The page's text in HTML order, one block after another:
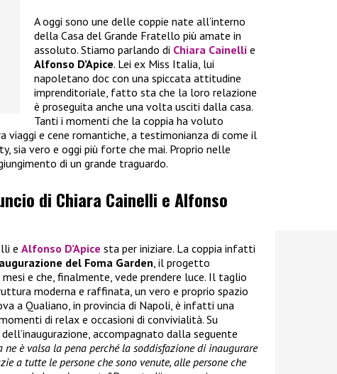
A oggi sono une delle coppie nate all’interno
della Casa del Grande Fratello più amate in
assoluto. Stiamo parlando di Chiara Cainelli e
Alfonso D’Apice. Lei ex Miss Italia, lui
napoletano doc con una spiccata attitudine
imprenditoriale, fatto sta che la loro relazione
è proseguita anche una volta usciti dalla casa.
Tanti i momenti che la coppia ha voluto
viaggi e cene romantiche, a testimonianza di come il
sia vero e oggi più forte che mai. Proprio nelle
di un grande traguardo.
di Chiara Cainelli e Alfonso
e Alfonso D’Apice sta per iniziare. La coppia infatti
del Foma Garden , il progetto
e che, finalmente, vede prendere luce. Il taglio
moderna e raffinata, un vero e proprio spazio
a Qualiano, in provincia di Napoli, è infatti una
di relax e occasioni di convivialità. Su
accompagnato dalla seguente
è valsa la pena perché la soddisfazione di inaugurare
a tutte le persone che sono venute, alle persone che